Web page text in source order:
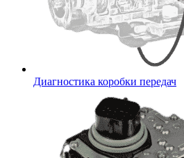
Диагностика коробки передач